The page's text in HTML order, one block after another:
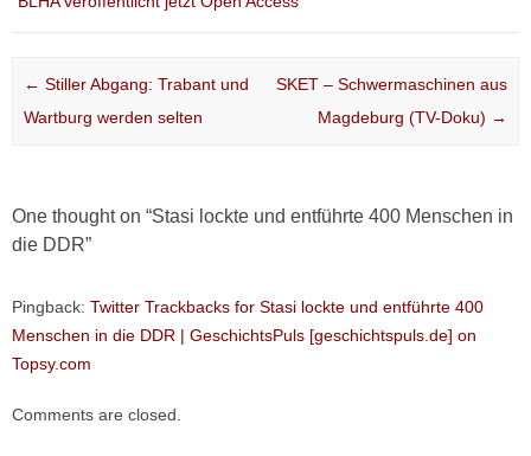
Post navigation
← Stiller Abgang: Trabant und
Wartburg werden selten
SKET – Schwermaschinen aus
Magdeburg (TV-Doku) →
One thought on “Stasi lockte und entführte 400 Menschen in
die DDR”
Pingback: Twitter Trackbacks for Stasi lockte und entführte 400
Menschen in die DDR | GeschichtsPuls [geschichtspuls.de] on
Topsy.com
Comments are closed.